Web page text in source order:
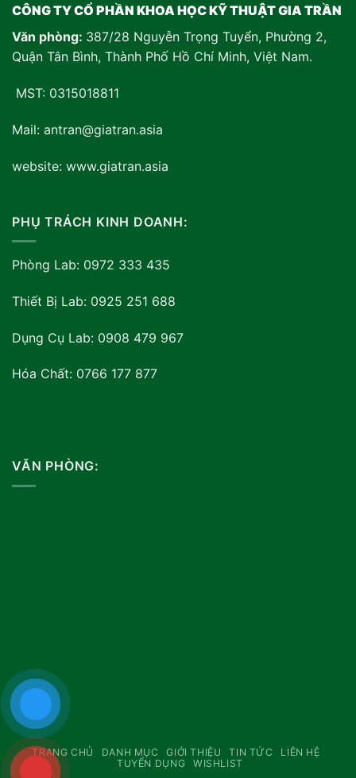
CÔNG TY CỔ PHẦN KHOA HỌC KỸ THUẬT GIA TRẦN
Văn phòng: 387/28 Nguyễn Trọng Tuyển, Phường 2,
Quận Tân Bình, Thành Phố Hồ Chí Minh, Việt Nam.
MST: 0315018811
Mail: antran@giatran.asia
website: www.giatran.asia
PHỤ TRÁCH KINH DOANH:
Phòng Lab: 0972 333 435
Thiết Bị Lab: 0925 251 688
Dụng Cụ Lab: 0908 479 967
Hóa Chất: 0766 177 877
VĂN PHÒNG:
TRANG CHỦ DANH MỤC GIỚI THIỆU TIN TỨC
LIÊN HỆ
TUYỂN DỤNG
WISHLIST